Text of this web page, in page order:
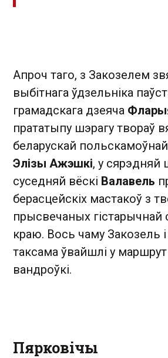
Апроч таго, з Закозелем
выбітнага ўдзельніка
грамадскага дзеяча
прататыпу шэрагу твораў
беларускай
Элізы Ажэшкі, у сярэдняй
суседняй вёскі Валавель
берасцейскіх мастакоў з
прысвечаных гістарычнай
краю. Вось чаму Закозель
таксама ўвайшлі у
вандроўкі.
Пярковічы